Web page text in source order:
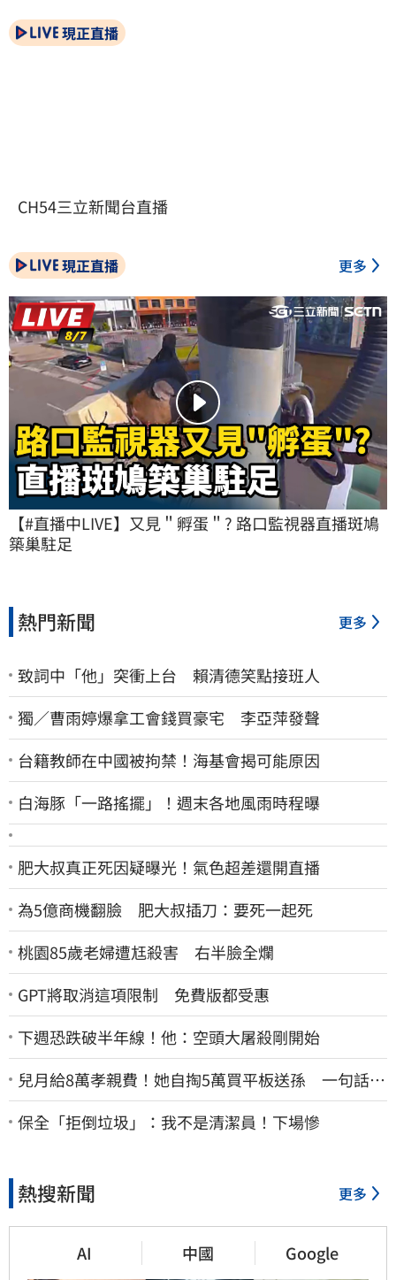
現正直播
CH54三立新聞台直播
現正直播 更多
【#直播中LIVE】又見＂孵蛋＂? 路口監視器直播斑鳩
築巢駐足
熱門新聞 更多
致詞中「他」突衝上台 賴清德笑點接班人
獨／曹雨婷爆拿工會錢買豪宅 李亞萍發聲
台籍教師在中國被拘禁！海基會揭可能原因
白海豚「一路搖擺」！週末各地風雨時程曝
肥大叔真正死因疑曝光！氣色超差還開直播
為5億商機翻臉 肥大叔插刀：要死一起死
桃園85歲老婦遭尪殺害 右半臉全爛
GPT將取消這項限制 免費版都受惠
下週恐跌破半年線！他：空頭大屠殺剛開始
兒月給8萬孝親費！她自掏5萬買平板送孫 一句話愣
原地「傷心不已」
保全「拒倒垃圾」：我不是清潔員！下場慘
熱搜新聞 更多
AI 中國 Google